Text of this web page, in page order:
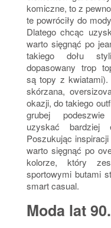
komiczne, to z
te powróciły do
Dlatego chcąc
warto sięgnąć po
takiego dołu
dopasowany trop
są topy z kwiatami).
skórzana,
okazji, do takiego
grubej
uzyskać bardziej
Poszukując
warto sięgnąć po
kolorze, który
sportowymi butami
smart casual.
Moda lat